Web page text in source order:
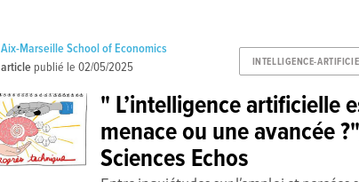
INTELLIGENCE-
Aix-Marseille School of Economics
article publié le02/05/2025
" L’intelligence artificielle
menace ou une avancée
Sciences Echos